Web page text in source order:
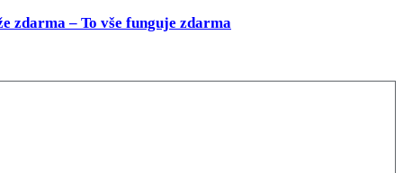
zdarma – To vše funguje zdarma